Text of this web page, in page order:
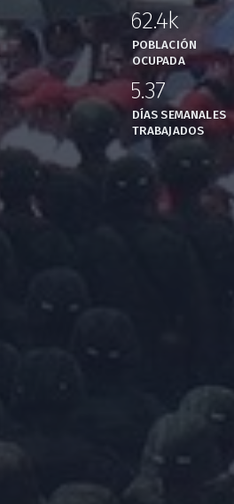
62.4k
POBLACIÓN
OCUPADA
5.37
DÍAS SEMANALES
TRABAJADOS